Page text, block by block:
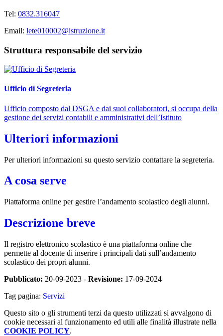
Tel: 0832.316047
Email: lete010002@istruzione.it
Struttura responsabile del servizio
Ufficio di Segreteria
Ufficio composto dal DSGA e dai suoi collaboratori, si occupa della
gestione dei servizi contabili e amministrativi dell’Istituto
Ulteriori informazioni
Per ulteriori informazioni su questo servizio contattare la segreteria.
A cosa serve
Piattaforma online per gestire l’andamento scolastico degli alunni.
Descrizione breve
Il registro elettronico scolastico è una piattaforma online che
permette al docente di inserire i principali dati sull’andamento
scolastico dei propri alunni.
Pubblicato: 20-09-2023 - Revisione: 17-09-2024
Tag pagina: Servizi
Questo sito o gli strumenti terzi da questo utilizzati si avvalgono di
cookie necessari al funzionamento ed utili alle finalità illustrate nella
COOKIE POLICY.